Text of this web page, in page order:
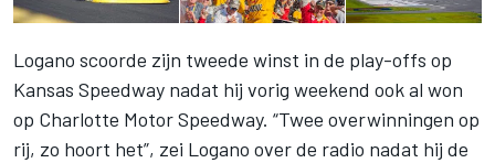
Logano scoorde zijn tweede winst in de play-offs op
Kansas Speedway nadat hij vorig weekend ook al won
op Charlotte Motor Speedway. “Twee overwinningen op
rij, zo hoort het”, zei Logano over de radio nadat hij de